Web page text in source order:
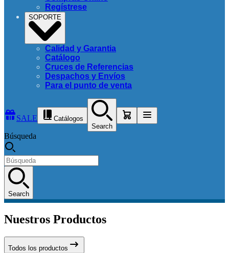
Regístrese
SOPORTE
Calidad y Garantia
Catálogo
Cruces de Referencias
Despachos y Envíos
Para el punto de venta
SALE
Catálogos
Search
Búsqueda
Search
Nuestros Productos
Todos los productos